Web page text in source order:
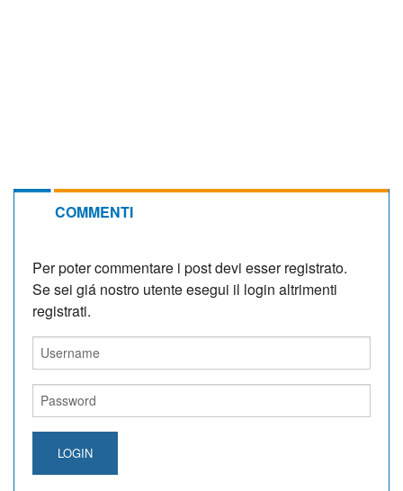
COMMENTI
Per poter commentare i post devi esser registrato.
Se sei giá nostro utente esegui il login altrimenti
registrati.
LOGIN